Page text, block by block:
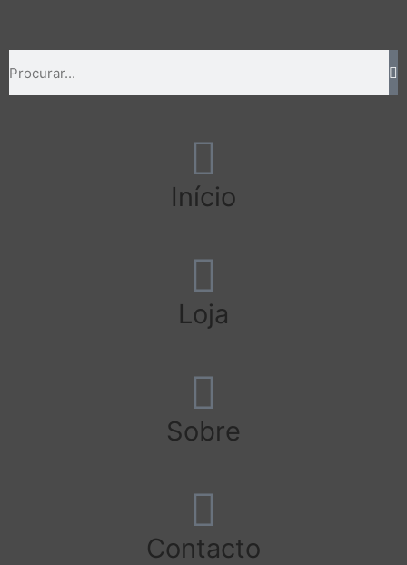
Início
Loja
Sobre
Contacto